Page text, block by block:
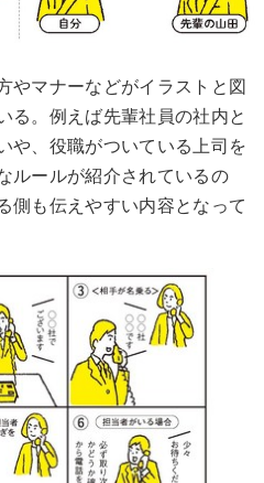
やマナーなどがイラストと図
る。例えば先輩社員の社内と
や、役職がついている上司を
ルールが紹介されているの
側も伝えやすい内容となって